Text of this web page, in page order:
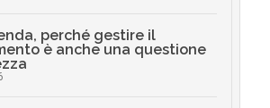
perché gestire il
è anche una questione